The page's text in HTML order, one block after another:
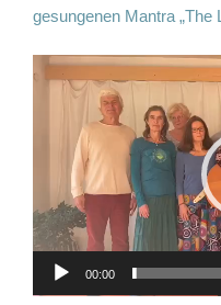
gesungenen Mantra „The
Video-
Player
00:00